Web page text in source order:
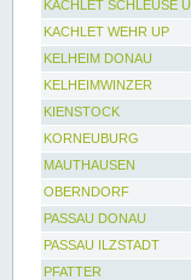
KACHLET SCHLEUSE
KACHLET WEHR UP
KELHEIM DONAU
KELHEIMWINZER
KIENSTOCK
KORNEUBURG
MAUTHAUSEN
OBERNDORF
PASSAU DONAU
PASSAU ILZSTADT
PFATTER